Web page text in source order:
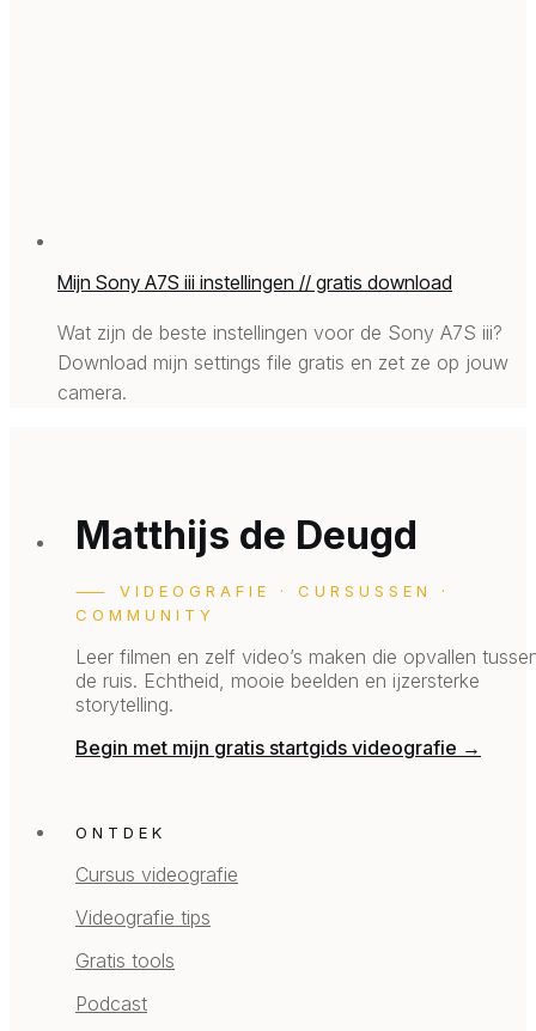
Mijn Sony A7S iii instellingen // gratis download
Wat zijn de beste instellingen voor de Sony A7S iii?
Download mijn settings file gratis en zet ze op jouw
camera.
Matthijs de Deugd
⸺ VIDEOGRAFIE · CURSUSSEN ·
COMMUNITY
Leer filmen en zelf video’s maken die opvallen
de ruis. Echtheid, mooie beelden en ijzersterke
storytelling.
Begin met mijn gratis startgids videografie →
ONTDEK
Cursus videografie
Videografie tips
Gratis tools
Podcast